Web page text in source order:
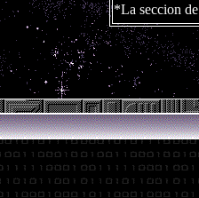
*La seccion